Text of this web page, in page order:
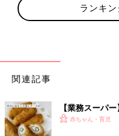
ランキ
関連記事
【業務スーパ
赤ちゃん・育児